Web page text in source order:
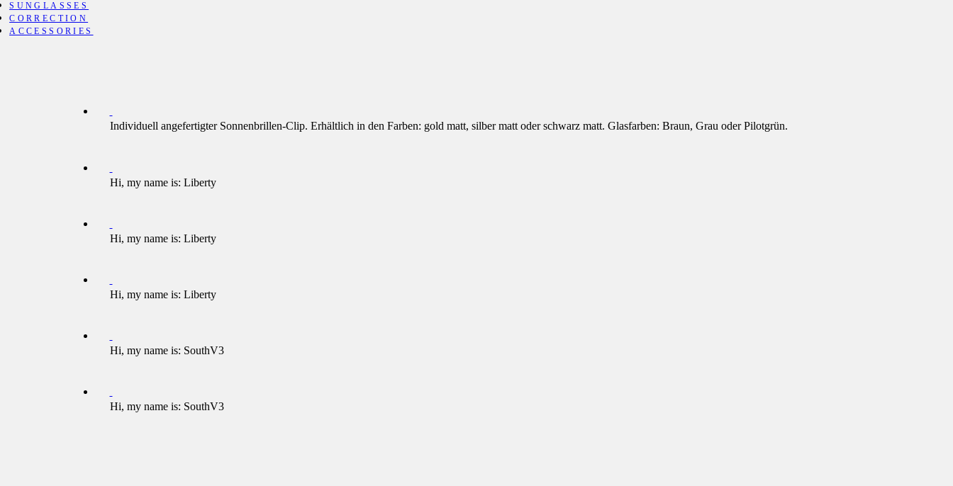
SUNGLASSES
CORRECTION
ACCESSORIES
Individuell angefertigter Sonnenbrillen-Clip. Erhältlich in den Farben: gold matt, silber matt oder schwarz matt. Glasfarben: Braun, Grau oder Pilotgrün.
Hi, my name is: Liberty
Hi, my name is: Liberty
Hi, my name is: Liberty
Hi, my name is: SouthV3
Hi, my name is: SouthV3